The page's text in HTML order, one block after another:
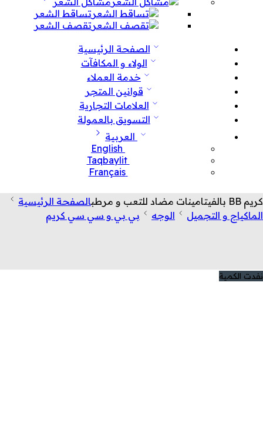
تساقط الشعر
تقصف الشعر
الصفحة الرئيسية
الولاء و المكافآت
خدمة العملاء
قوانين المتجر
العلامات التجارية
التسويق بالعمولة
العربية
English
Taqbaylit
Français
كريم BB بالفيتامينات مضاد للتعب و مرطب
الصفحة الرئيسية
الماكياج و التجميل
الوجه بي بي و سي سي كريم
نفدت الكمية